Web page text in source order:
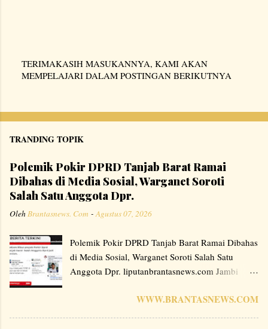
P
t
n
K
o
m
e
n
t
a
r
TERIMAKASIH MASUKANNYA, KAMI AKAN
MEMPELAJARI DALAM POSTINGAN BERIKUTNYA
TRANDING TOPIK
Polemik Pokir DPRD Tanjab Barat Ramai
Dibahas di Media Sosial, Warganet Soroti
Salah Satu Anggota Dpr.
Oleh Brantasnews. Com - Agustus 07, 2026
Polemik Pokir DPRD Tanjab Barat Ramai Dibahas
di Media Sosial, Warganet Soroti Salah Satu
Anggota Dpr. liputanbrantasnews.com Jambi
program Pokok Pikiran (Pokir) anggota DPRD
WWW.BRANTASNEWS.COM